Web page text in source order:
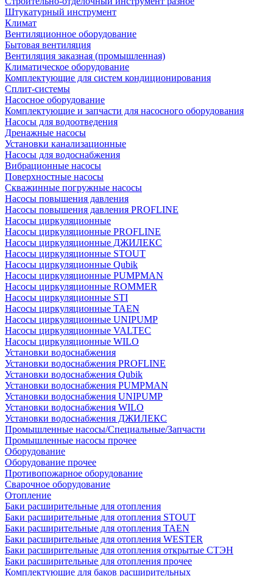
Штукатурный инструмент
Климат
Вентиляционное оборудование
Бытовая вентиляция
Вентиляция заказная (промышленная)
Климатическое оборудование
Комплектующие для систем кондиционирования
Сплит-системы
Насосное оборудование
Комплектующие и запчасти для насосного оборудования
Насосы для водоотведения
Дренажные насосы
Установки канализационные
Насосы для водоснабжения
Вибрационные насосы
Поверхностные насосы
Скважинные погружные насосы
Насосы повышения давления
Насосы повышения давления PROFLINE
Насосы циркуляционные
Насосы циркуляционные PROFLINE
Насосы циркуляционные ДЖИЛЕКС
Насосы циркуляционные STOUT
Насосы циркуляционные Qubik
Насосы циркуляционные PUMPMAN
Насосы циркуляционные ROMMER
Насосы циркуляционные STI
Насосы циркуляционные TAEN
Насосы циркуляционные UNIPUMP
Насосы циркуляционные VALTEC
Насосы циркуляционные WILO
Установки водоснабжения
Установки водоснабжения PROFLINE
Установки водоснабжения Qubik
Установки водоснабжения PUMPMAN
Установки водоснабжения UNIPUMP
Установки водоснабжения WILO
Установки водоснабжения ДЖИЛЕКС
Промышленные насосы/Специальные/Запчасти
Промышленные насосы прочее
Оборудование
Оборудование прочее
Противопожарное оборудование
Сварочное оборудование
Отопление
Баки расширительные для отопления
Баки расширительные для отопления STOUT
Баки расширительные для отопления TAEN
Баки расширительные для отопления WESTER
Баки расширительные для отопления открытые СТЭН
Баки расширительные для отопления прочее
Комплектующие для баков расширительных